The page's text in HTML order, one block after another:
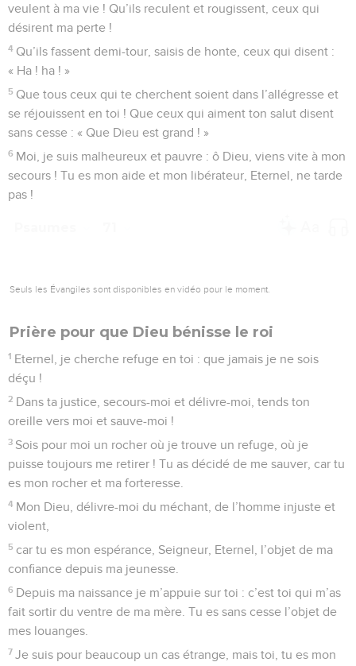
veulent à ma vie ! Qu’ils reculent et rougissent, ceux qui
désirent ma perte !
4 Qu’ils fassent demi-tour, saisis de honte, ceux qui disent :
« Ha ! ha ! »
5 Que tous ceux qui te cherchent soient dans l’allégresse et
se réjouissent en toi ! Que ceux qui aiment ton salut disent
sans cesse : « Que Dieu est grand ! »
6 Moi, je suis malheureux et pauvre : ô Dieu, viens vite à mon
secours ! Tu es mon aide et mon libérateur, Eternel, ne tarde
pas !
Seuls les Évangiles sont disponibles en vidéo pour le moment.
Prière pour que Dieu bénisse le roi
1 Eternel, je cherche refuge en toi : que jamais je ne sois
déçu !
2 Dans ta justice, secours-moi et délivre-moi, tends ton
oreille vers moi et sauve-moi !
3 Sois pour moi un rocher où je trouve un refuge, où je
puisse toujours me retirer ! Tu as décidé de me sauver, car tu
es mon rocher et ma forteresse.
4 Mon Dieu, délivre-moi du méchant, de l’homme injuste et
violent,
5 car tu es mon espérance, Seigneur, Eternel, l’objet de ma
confiance depuis ma jeunesse.
6 Depuis ma naissance je m’appuie sur toi : c’est toi qui m’as
fait sortir du ventre de ma mère. Tu es sans cesse l’objet de
mes louanges.
7 Je suis pour beaucoup un cas étrange, mais toi, tu es mon